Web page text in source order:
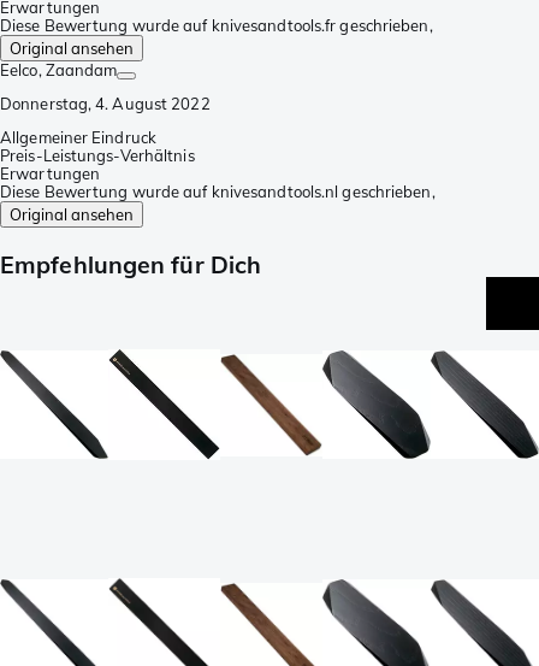
Erwartungen
Diese Bewertung wurde auf knivesandtools.fr geschrieben,
Original ansehen
Eelco, Zaandam
Donnerstag, 4. August 2022
Allgemeiner Eindruck
Preis-Leistungs-Verhältnis
Erwartungen
Diese Bewertung wurde auf knivesandtools.nl geschrieben,
Original ansehen
Empfehlungen für Dich